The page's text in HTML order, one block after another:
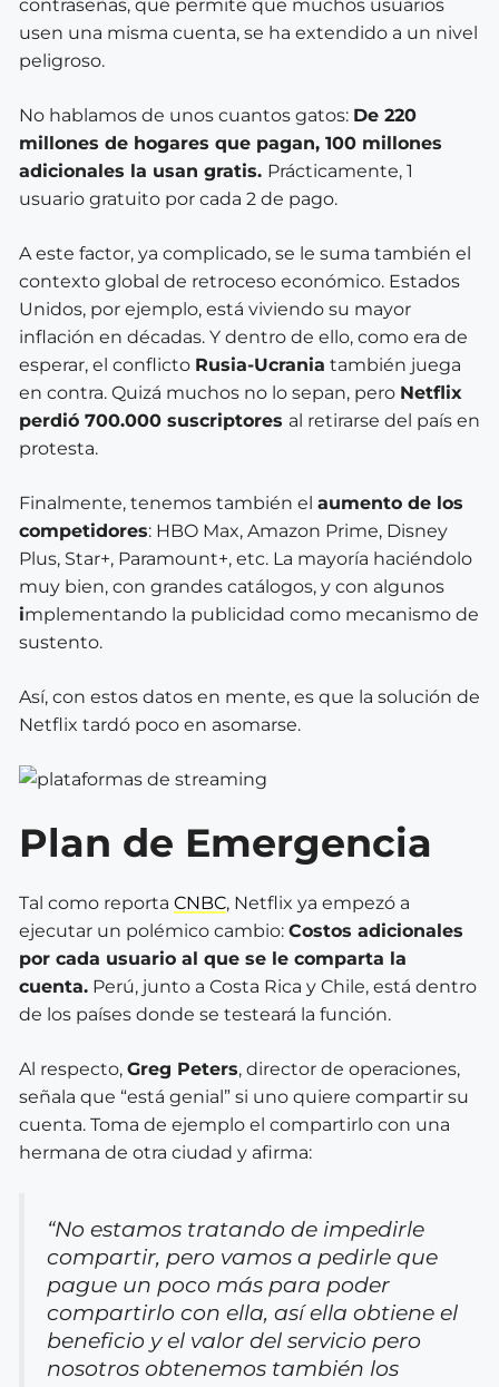
contraseñas, que permite que muchos usuarios
usen una misma cuenta, se ha extendido a un nivel
peligroso.
No hablamos de unos cuantos gatos: De 220
millones de hogares que pagan, 100 millones
adicionales la usan gratis. Prácticamente, 1
usuario gratuito por cada 2 de pago.
A este factor, ya complicado, se le suma también el
contexto global de retroceso económico. Estados
Unidos, por ejemplo, está viviendo su mayor
inflación en décadas. Y dentro de ello, como era de
esperar, el conflicto Rusia-Ucrania también juega
en contra. Quizá muchos no lo sepan, pero Netflix
perdió 700.000 suscriptores al retirarse del país en
protesta.
Finalmente, tenemos también el aumento de los
competidores: HBO Max, Amazon Prime, Disney
Plus, Star+, Paramount+, etc. La mayoría haciéndolo
muy bien, con grandes catálogos, y con algunos
implementando la publicidad como mecanismo de
sustento.
Así, con estos datos en mente, es que la solución de
Netflix tardó poco en asomarse.
Plan de Emergencia
Tal como reporta CNBC, Netflix ya empezó a
ejecutar un polémico cambio: Costos adicionales
por cada usuario al que se le comparta la
cuenta. Perú, junto a Costa Rica y Chile, está dentro
de los países donde se testeará la función.
Al respecto, Greg Peters, director de operaciones,
señala que “está genial” si uno quiere compartir su
cuenta. Toma de ejemplo el compartirlo con una
hermana de otra ciudad y afirma:
“No estamos tratando de impedirle
compartir, pero vamos a pedirle que
pague un poco más para poder
compartirlo con ella, así ella obtiene el
beneficio y el valor del servicio pero
nosotros obtenemos también los